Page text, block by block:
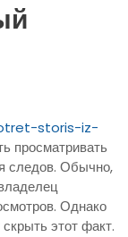
storis-iz-
просматривать
следов. Обычно,
Однако
этот факт.